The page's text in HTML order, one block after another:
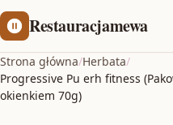
Restauracjamewa
Strona główna/Herbata/
Progressive Pu erh fitness
okienkiem 70g)